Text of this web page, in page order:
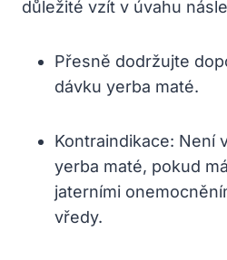
důležité vzít v úvahu
Přesně dodržujte
dávku yerba maté.
Kontraindikace: Není
yerba maté, pokud
jaterními
vředy.